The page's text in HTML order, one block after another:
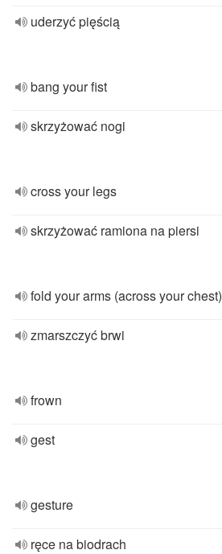
uderzyć pięścią
bang your fist
skrzyżować nogi
cross your legs
skrzyżować ramiona na piersi
fold your arms (across your chest)
zmarszczyć brwi
frown
gest
gesture
ręce na biodrach